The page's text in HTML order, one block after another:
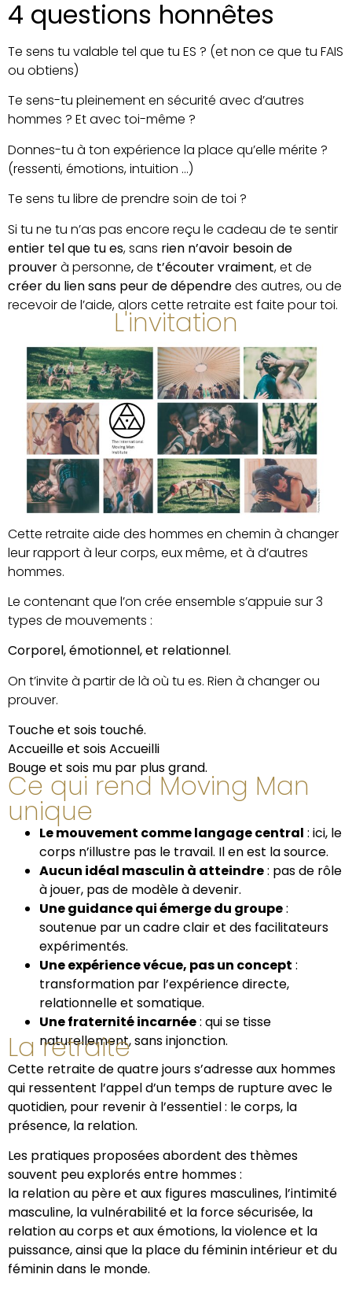
4 questions honnêtes
Te sens tu valable tel que tu ES ? (et non ce que tu FAIS
ou obtiens)
Te sens-tu pleinement en sécurité avec d’autres
hommes ? Et avec toi-même ?
Donnes-tu à ton expérience la place qu’elle mérite ?
(ressenti, émotions, intuition …)
Te sens tu libre de prendre soin de toi ?
Si tu ne tu n’as pas encore reçu le cadeau de te sentir
entier tel que tu es, sans rien n’avoir besoin de
prouverà personne,de t’écouter vraiment, et de
créer du lien sans peur de dépendredes autres, ou de
recevoir de l’aide, alors cette retraite est faite pour toi.
L'invitation
Cette retraite aide des hommes en chemin à changer
leur rapport à leur corps, eux même, et à d’autres
hommes.
Le contenant que l’on crée ensemble s’appuie sur 3
types de mouvements :
Corporel, émotionnel, et relationnel.
On t’invite à partir de là où tu es. Rien à changer ou
prouver.
Touche et sois touché.
Accueille et sois Accueilli
Bouge et sois mu par plus grand.
Ce qui rend Moving Man
unique
Le mouvement comme langage central : ici, le
corps n’illustre pas le travail. Il en est la source.
Aucun idéal masculin à atteindre: pas de rôle
à jouer, pas de modèle à devenir.
Une guidance qui émerge du groupe:
soutenue par un cadre clair et des facilitateurs
expérimentés.
Une expérience vécue, pas un concept :
transformation par l’expérience directe,
relationnelle et somatique.
Une fraternité incarnée: qui se tisse
naturellement, sans injonction.
La retraite
Cette retraite de quatre jours s’adresse aux hommes
qui ressentent l’appel d’un temps de rupture avec le
quotidien, pour revenir à l’essentiel : le corps, la
présence, la relation.
Les pratiques proposées abordent des thèmes
souvent peu explorés entre hommes :
la relation au père et aux figures masculines, l’intimité
masculine, la vulnérabilité et la force sécurisée, la
relation au corps et aux émotions, la violence et la
puissance, ainsi que la place du féminin intérieur et du
féminin dans le monde.